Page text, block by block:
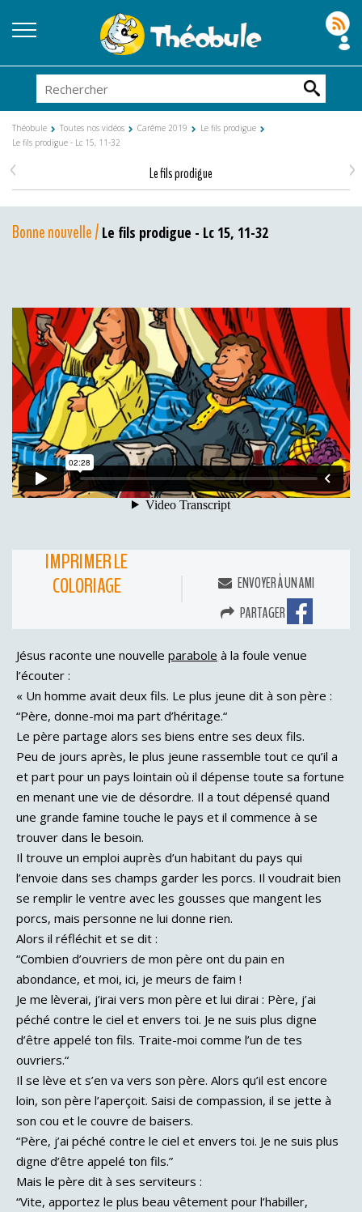
Théobule Toutes nos vidéos Carême 2019
Le fils prodigue
Le fils prodigue - Lc 15, 11-32
Le fils prodigue
< >
Bonne nouvelle / Le fils prodigue - Lc 15, 11-32
IMPRIMER LE
COLORIAGE
ENVOYER À UN AMI
PARTAGER
Jésus raconte une nouvelle parabole à la foule venue
l’écouter :
« Un homme avait deux fils. Le plus jeune dit à son père :
“Père, donne-moi ma part d’héritage.“
Le père partage alors ses biens entre ses deux fils.
Peu de jours après, le plus jeune rassemble tout ce qu’il a
et part pour un pays lointain où il dépense toute sa fortune
en menant une vie de désordre. Il a tout dépensé quand
une grande famine touche le pays et il commence à se
trouver dans le besoin.
Il trouve un emploi auprès d’un habitant du pays qui
l’envoie dans ses champs garder les porcs. Il voudrait bien
se remplir le ventre avec les gousses que mangent les
porcs, mais personne ne lui donne rien.
Alors il réfléchit et se dit :
“Combien d’ouvriers de mon père ont du pain en
abondance, et moi, ici, je meurs de faim !
Je me lèverai, j’irai vers mon père et lui dirai : Père, j’ai
péché contre le ciel et envers toi. Je ne suis plus digne
d’être appelé ton fils. Traite-moi comme l’un de tes
ouvriers.“
Il se lève et s’en va vers son père. Alors qu’il est encore
loin, son père l’aperçoit. Saisi de compassion, il se jette à
son cou et le couvre de baisers.
“Père, j’ai péché contre le ciel et envers toi. Je ne suis plus
digne d’être appelé ton fils.”
Mais le père dit à ses serviteurs :
“Vite, apportez le plus beau vêtement pour l’habiller,